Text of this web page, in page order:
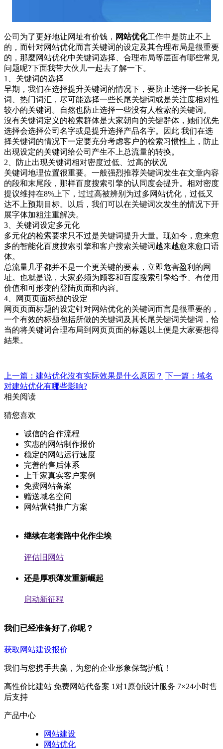
公司为了更好地让网址有价钱， 网站优化工作中是防止不上
的，而针对网站优化而言关键词的设定及其合理布局是很重要
的，那麼网站优化中关键词选择、合理布局等层面有哪些常见
问题呢?下面我带大伙儿一起去了解一下。
1、关键词的选择
早期，我们在选择提升关键词的情况下，要防止选择一些长尾
词、热门词汇，尽可能选择一些长尾关键词或是关注度相对性
较小的关键词。自然也防止选择一些没有人检索的关键词。
沒有关键词定义的检索群体是大家朝向的关键群体，她们优先
选择会选择公司名字或是提升选择产品名字。因此 我们在选
择关键词的情况下一定要充分考虑客户的检索习惯性上，防止
出现设定的关键词给公司产生不上总流量的转换。
2、防止出现关键词相对密度过低、过高的状况
关键词地理位置很重要。一般强烈推荐关键词发生在文章内容
的段和末尾段，那样百度搜索引擎的认同度会提升。相对密度
提议维持在8%上下，过过高被辨别为过多网站优化，过低又
达不上预期目标。以后，我们可以在关键词次发生的情况下开
展字体加粗注重解决。
3、关键词设定多元化
多元化的检索要求只不过是关键词提升大量。现如今，愈来愈
多的智能化百度搜索引擎和客户搜索关键词越来越愈来愈口语
体。
总流量几乎都并不是一个更关键的要素，立即危害盈利的网
址。也就是说，大家必须为顾客和百度搜索引擎给予、有使用
价值和可形变的登陆页面和內容。
4、网页页面标题的设定
网页页面标题的设定针对网站优化的关键词而言是很重要的，
一个有效的标题包括所做的关键词及其长尾关键词关键词，恰
当的将关键词合理布局到网页页面的标题以上便是大家要想得
結果。
上一篇：建站优化沒有实际效果是什么原因？ 下一篇：域名
对建站优化有哪些影响?
相关阅读
猜您喜欢
诚信的合作流程
实惠的网站制作报价
稳定的网站运行速度
完善的售后体系
上千家真实客户案例
免费网站备案
赠送域名空间
网站营销推广方案
继续在老套路中化作尘埃
评估旧网站
还是厚积薄发重新崛起
启动新征程
我们已经准备好了,你呢？
获取网站建设报价
我们与您携手共赢，为您的企业形象保驾护航！
高性价比建站 免费网站代备案 1对1原创设计服务 7×24小时售
后支持
产品中心
网站建设
网站优化